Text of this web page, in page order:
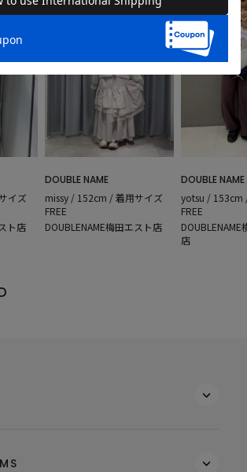
イズ
ト店
DOUBLE NAME
missy / 152cm / 着用サイズ
FREE
DOUBLENAME梅田エスト店
DOUBLE NAME
yotsu / 153cm
FREE
店